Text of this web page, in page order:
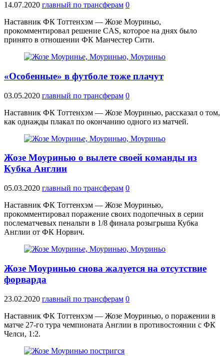
14.07.2020 главный по трансферам 0
Наставник ФК Тоттенхэм — Жозе Моуриньо,
прокомментировал решение CAS, которое на днях было
принято в отношении ФК Манчестер Сити.
«Особенные» в футболе тоже плачут
03.05.2020 главный по трансферам 0
Наставник ФК Тоттенхэм — Жозе Моуринью, рассказал о том,
как однажды плакал по окончанию одного из матчей.
Жозе Моуринью о вылете своей команды из
Кубка Англии
05.03.2020 главный по трансферам 0
Наставник ФК Тоттенхэм — Жозе Моуринью,
прокомментировал поражение своих подопечных в серии
послематчевых пенальти в 1/8 финала розыгрыша Кубка
Англии от ФК Норвич.
Жозе Моуринью снова жалуется на отсутствие
форварда
23.02.2020 главный по трансферам 0
Наставник ФК Тоттенхэм — Жозе Моуринью, о поражении в
матче 27-го тура чемпионата Англии в противостоянии с ФК
Челси, 1:2.